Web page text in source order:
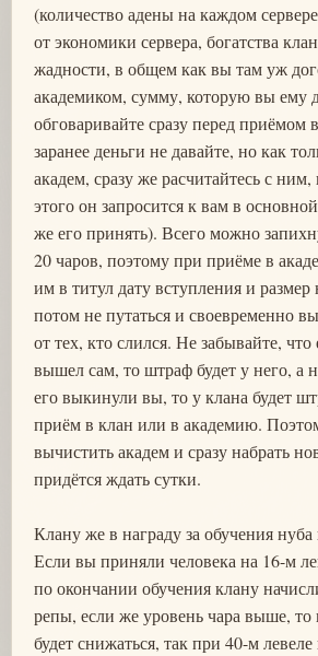
(количество адены на каждом
от экономики сервера, богатства
жадности, в общем как вы там уж
академиком, сумму, которую вы ему
обговаривайте сразу перед приёмом
заранее деньги не давайте, но как
академ, сразу же расчитайтесь с
этого он запросится к вам в
же его принять). Всего можно
20 чаров, поэтому при приёме в
им в титул дату вступления и
потом не путаться и своевременно
от тех, кто слился. Не забывайте,
вышел сам, то штраф будет у него, а
его выкинули вы, то у клана будет
приём в клан или в академию.
вычистить академ и сразу набрать
придётся ждать сутки.
Клану же в награду за обучения
Если вы приняли человека на 16-м
по окончании обучения клану
репы, если же уровень чара выше, то
будет снижаться, так при 40-м